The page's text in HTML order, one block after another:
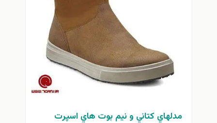
مدلهاي كتاني و نيم بوت هاي اسپرت